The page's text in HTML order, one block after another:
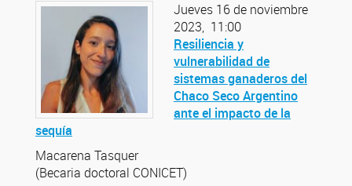
Jueves 16 de noviembre
2023, 11:00
Resiliencia y
vulnerabilidad de
sistemas ganaderos del
Chaco Seco Argentino
ante el impacto de la
sequía
Macarena Tasquer
(Becaria doctoral CONICET)